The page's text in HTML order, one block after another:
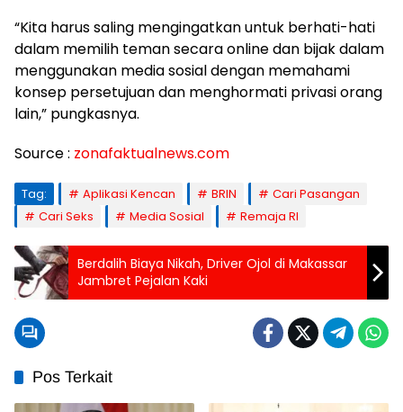
“Kita harus saling mengingatkan untuk berhati-hati
dalam memilih teman secara online dan bijak dalam
menggunakan media sosial dengan memahami
konsep persetujuan dan menghormati privasi orang
lain,” pungkasnya.
Source : zonafaktualnews.com
Tag: Aplikasi Kencan BRIN
Cari Pasangan
Cari Seks
Media Sosial Remaja RI
Berdalih Biaya Nikah, Driver Ojol di Makassar
Jambret Pejalan Kaki
Pos Terkait